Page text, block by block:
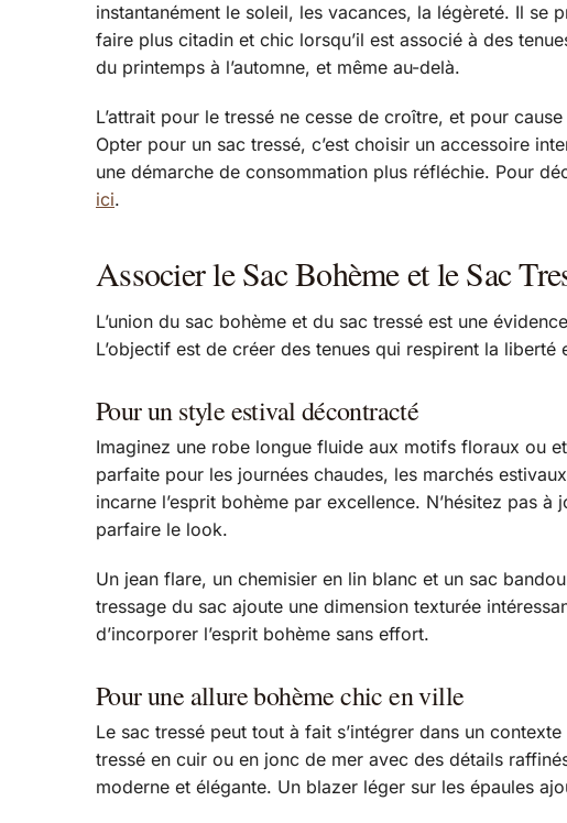
instantanément le soleil, les vacances, la légèreté. Il se
faire plus citadin et chic lorsqu’il est associé à des
du printemps à l’automne, et même au-delà.
L’attrait pour le tressé ne cesse de croître, et pour
Opter pour un sac tressé, c’est choisir un accessoire
une démarche de consommation plus réfléchie. Pour
ici.
Associer le Sac Bohème et le Sac
L’union du sac bohème et du sac tressé est une
L’objectif est de créer des tenues qui respirent la liberté
Pour un style estival décontracté
Imaginez une robe longue fluide aux motifs floraux ou
parfaite pour les journées chaudes, les marchés
incarne l’esprit bohème par excellence. N’hésitez pas
parfaire le look.
Un jean flare, un chemisier en lin blanc et un sac
tressage du sac ajoute une dimension texturée
d’incorporer l’esprit bohème sans effort.
Pour une allure bohème chic en ville
Le sac tressé peut tout à fait s’intégrer dans un
tressé en cuir ou en jonc de mer avec des détails
moderne et élégante. Un blazer léger sur les épaules